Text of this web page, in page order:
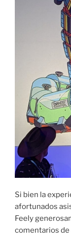
Si bien la
afortunados
Feely
comentarios